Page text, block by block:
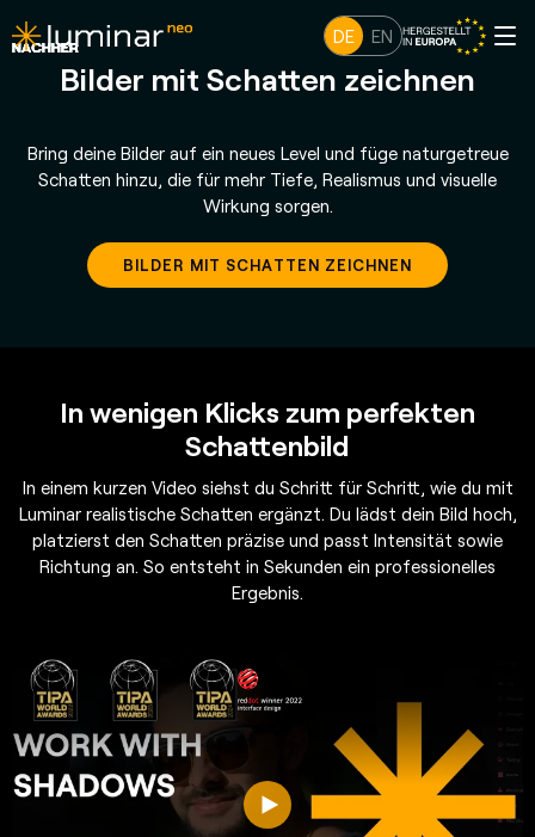
DE EN
Bilder mit Schatten zeichnen
Bring deine Bilder auf ein neues Level und füge naturgetreue
Schatten hinzu, die für mehr Tiefe, Realismus und visuelle
Wirkung sorgen.
BILDER MIT SCHATTEN ZEICHNEN
In wenigen Klicks zum perfekten
Schattenbild
In einem kurzen Video siehst du Schritt für Schritt, wie du mit
Luminar realistische Schatten ergänzt. Du lädst dein Bild hoch,
platzierst den Schatten präzise und passt Intensität sowie
Richtung an. So entsteht in Sekunden ein professionelles
Ergebnis.